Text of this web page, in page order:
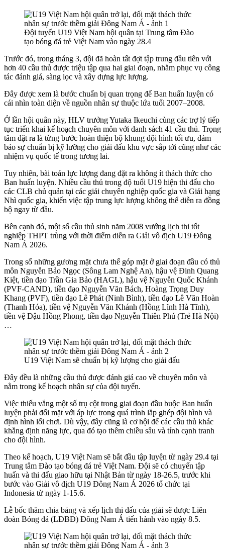
Đội tuyển U19 Việt Nam hội quân tại Trung tâm Đào
tạo bóng đá trẻ Việt Nam vào ngày 28.4
Trước đó, trong tháng 3, đội đã hoàn tất đợt tập trung đầu tiên với
hơn 40 cầu thủ được triệu tập qua hai giai đoạn, nhằm phục vụ công
tác đánh giá, sàng lọc và xây dựng lực lượng.
Đây được xem là bước chuẩn bị quan trọng để Ban huấn luyện có
cái nhìn toàn diện về nguồn nhân sự thuộc lứa tuổi 2007–2008.
Ở lần hội quân này, HLV trưởng Yutaka Ikeuchi cùng các trợ lý tiếp
tục triển khai kế hoạch chuyên môn với danh sách 41 cầu thủ. Trọng
tâm đặt ra là từng bước hoàn thiện bộ khung đội hình tối ưu, đảm
bảo sự chuẩn bị kỹ lưỡng cho giải đấu khu vực sắp tới cũng như các
nhiệm vụ quốc tế trong tương lai.
Tuy nhiên, bài toán lực lượng đang đặt ra không ít thách thức cho
Ban huấn luyện. Nhiều cầu thủ trong độ tuổi U19 hiện thi đấu cho
các CLB chủ quản tại các giải chuyên nghiệp quốc gia và Giải hạng
Nhì quốc gia, khiến việc tập trung lực lượng không thể diễn ra đồng
bộ ngay từ đầu.
Bên cạnh đó, một số cầu thủ sinh năm 2008 vướng lịch thi tốt
nghiệp THPT trùng với thời điểm diễn ra Giải vô địch U19 Đông
Nam Á 2026.
Trong số những gương mặt chưa thể góp mặt ở giai đoạn đầu có thủ
môn Nguyễn Bảo Ngọc (Sông Lam Nghệ An), hậu vệ Đinh Quang
Kiệt, tiền đạo Trần Gia Bảo (HAGL), hậu vệ Nguyễn Quốc Khánh
(PVF-CAND), tiền đạo Nguyễn Văn Bách, Hoàng Trọng Duy
Khang (PVF), tiền đạo Lê Phát (Ninh Bình), tiền đạo Lê Văn Hoàn
(Thanh Hóa), tiền vệ Nguyễn Văn Khánh (Hồng Lĩnh Hà Tĩnh),
tiền vệ Đậu Hồng Phong, tiền đạo Nguyễn Thiên Phú (Trẻ Hà Nội)
…
U19 Việt Nam sẽ chuẩn bị kỹ lượng cho giải đấu
Đây đều là những cầu thủ được đánh giá cao về chuyên môn và
nằm trong kế hoạch nhân sự của đội tuyển.
Việc thiếu vắng một số trụ cột trong giai đoạn đầu buộc Ban huấn
luyện phải đối mặt với áp lực trong quá trình lắp ghép đội hình và
định hình lối chơi. Dù vậy, đây cũng là cơ hội để các cầu thủ khác
khẳng định năng lực, qua đó tạo thêm chiều sâu và tính cạnh tranh
cho đội hình.
Theo kế hoạch, U19 Việt Nam sẽ bắt đầu tập luyện từ ngày 29.4 tại
Trung tâm Đào tạo bóng đá trẻ Việt Nam. Đội sẽ có chuyến tập
huấn và thi đấu giao hữu tại Nhật Bản từ ngày 18-26.5, trước khi
bước vào Giải vô địch U19 Đông Nam Á 2026 tổ chức tại
Indonesia từ ngày 1-15.6.
Lễ bốc thăm chia bảng và xếp lịch thi đấu của giải sẽ được Liên
đoàn Bóng đá (LĐBĐ) Đông Nam Á tiến hành vào ngày 8.5.